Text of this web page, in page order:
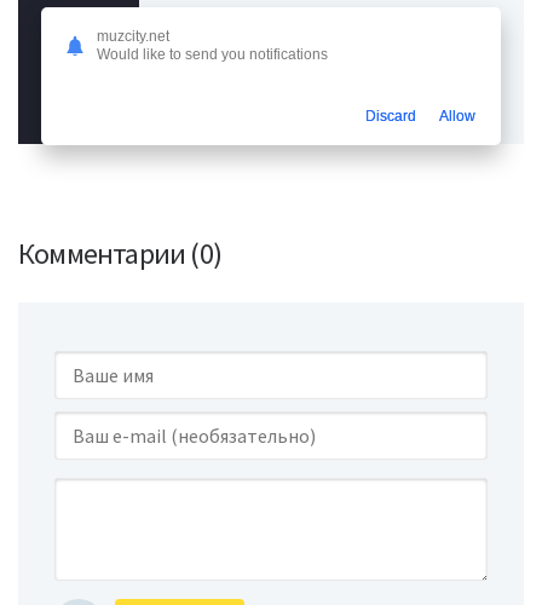
Wertess - Cold ice
Комментарии (0)
muzcity.net
Would like to send you notifications
Discard Allow